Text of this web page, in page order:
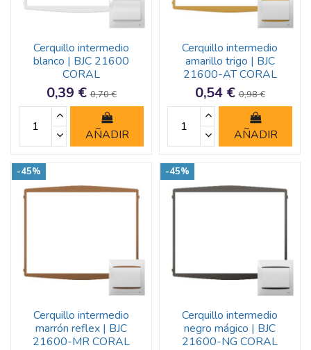
Cerquillo intermedio
blanco | BJC 21600
CORAL
0,39 €0,70 €
AÑADIR
Cerquillo intermedio
amarillo trigo | BJC
21600-AT CORAL
0,54 €0,98 €
AÑADIR
-45%
Cerquillo intermedio
marrón reflex | BJC
21600-MR CORAL
-45%
Cerquillo intermedio
negro mágico | BJC
21600-NG CORAL